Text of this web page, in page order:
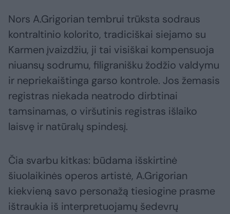
Nors A.Grigorian tembrui trūksta sodraus
kontraltinio kolorito, tradiciškai siejamo su
Karmen įvaizdžiu, ji tai visiškai kompensuoja
niuansų sodrumu, filigranišku žodžio valdymu
ir nepriekaištinga garso kontrole. Jos žemasis
registras niekada neatrodo dirbtinai
tamsinamas, o viršutinis registras išlaiko
laisvę ir natūralų spindesį.
Čia svarbu kitkas: būdama išskirtinė
šiuolaikinės operos artistė, A.Grigorian
kiekvieną savo personažą tiesiogine prasme
ištraukia iš interpretuojamų šedevrų